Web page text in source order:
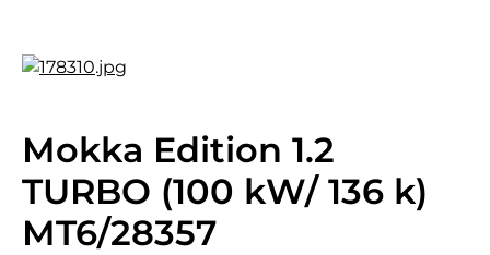
Mokka Edition 1.2
TURBO (100 kW/ 136 k)
MT6/28357